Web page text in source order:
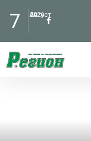
7 Август
2026